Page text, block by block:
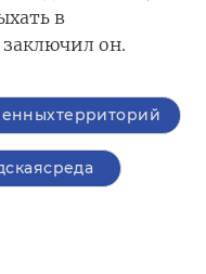
в
он.